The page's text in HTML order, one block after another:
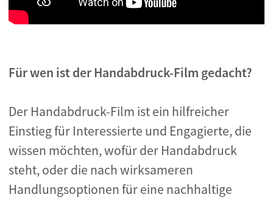
Für wen ist der Handabdruck-Film gedacht?
Der Handabdruck-Film ist ein hilfreicher
Einstieg für Interessierte und Engagierte, die
wissen möchten, wofür der Handabdruck
steht, oder die nach wirksameren
Handlungsoptionen für eine nachhaltige